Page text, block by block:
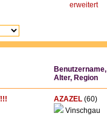
erweitert
Benutzername,
Alter, Region
AZAZEL (60)
Vinschgau